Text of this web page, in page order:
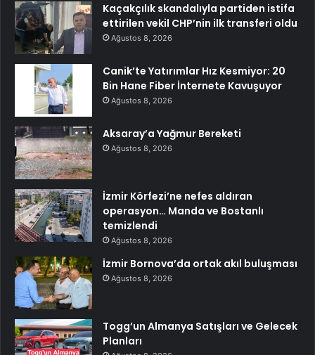
Kaçakçılık skandalıyla partiden istifa
ettirilen vekil CHP’nin ilk transferi oldu
Ağustos 8, 2026
Canik’te Yatırımlar Hız Kesmiyor: 20
Bin Hane Fiber İnternete Kavuşuyor
Ağustos 8, 2026
Aksaray’a Yağmur Bereketi
Ağustos 8, 2026
İzmir Körfezi’ne nefes aldıran
operasyon… Manda ve Bostanlı
temizlendi
Ağustos 8, 2026
İzmir Bornova’da ortak akıl buluşması
Ağustos 8, 2026
Togg’un Almanya Satışları ve Gelecek
Planları